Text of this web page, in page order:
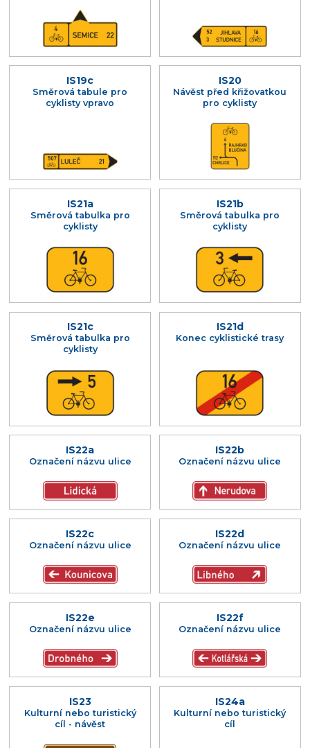
IS19c
Směrová tabule pro
cyklisty vpravo
IS20
Návěst před křižovatkou
pro cyklisty
IS21a
Směrová tabulka pro
cyklisty
IS21b
Směrová tabulka pro
cyklisty
IS21c
Směrová tabulka pro
cyklisty
IS21d
Konec cyklistické trasy
IS22a
Označení názvu ulice
IS22b
Označení názvu ulice
IS22c
Označení názvu ulice
IS22d
Označení názvu ulice
IS22e
Označení názvu ulice
IS22f
Označení názvu ulice
IS23
Kulturní nebo turistický
cíl - návěst
IS24a
Kulturní nebo turistický
cíl